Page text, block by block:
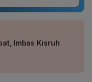
Imbas Kisruh